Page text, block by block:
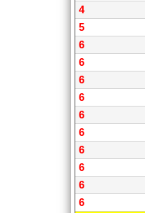
4
5
6
6
6
6
6
6
6
6
6
6